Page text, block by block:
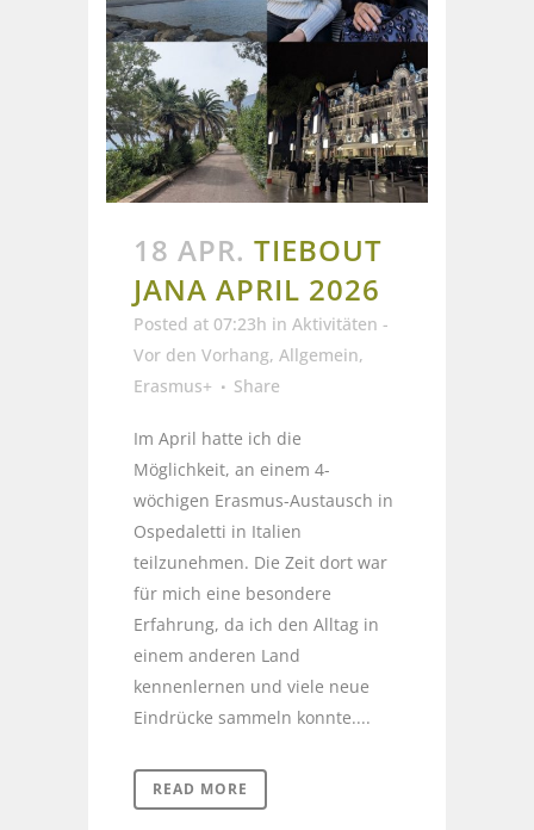
18 APR. TIEBOUT
JANA APRIL 2026
Posted at 07:23h in Aktivitäten -
Vor den Vorhang, Allgemein,
Erasmus+
Share
Im April hatte ich die
Möglichkeit, an einem 4-
wöchigen Erasmus-Austausch in
Ospedaletti in Italien
teilzunehmen. Die Zeit dort war
für mich eine besondere
Erfahrung, da ich den Alltag in
einem anderen Land
kennenlernen und viele neue
Eindrücke sammeln konnte....
READ MORE